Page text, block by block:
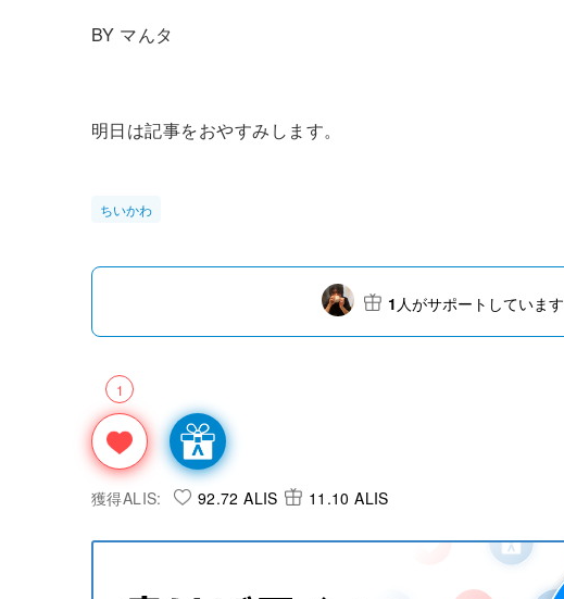
BY マんタ
明日は記事をおやすみします。
ちいかわ
1
1 人がサポートしています
獲得ALIS: 92.72 ALIS 11.10 ALIS